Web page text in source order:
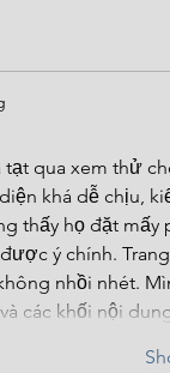
tạt qua xem thử
khá dễ chịu,
thấy họ đặt
ý chính.
nhồi nhét.
các khối nội